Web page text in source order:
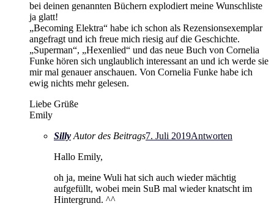
bei deinen genannten Büchern explodiert meine Wunschliste
ja glatt!
„Becoming Elektra“ habe ich schon als Rezensionsexemplar
angefragt und ich freue mich riesig auf die Geschichte.
„Superman“, „Hexenlied“ und das neue Buch von Cornelia
Funke hören sich unglaublich interessant an und ich werde sie
mir mal genauer anschauen. Von Cornelia Funke habe ich
ewig nichts mehr gelesen.
Liebe Grüße
Emily
Silly Autor des Beitrags7. Juli 2019Antworten
Hallo Emily,
oh ja, meine Wuli hat sich auch wieder mächtig
aufgefüllt, wobei mein SuB mal wieder knatscht im
Hintergrund. ^^